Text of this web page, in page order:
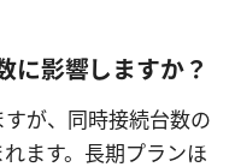
に影響しますか？
が、同時接続台数の
ます。長期プランほ